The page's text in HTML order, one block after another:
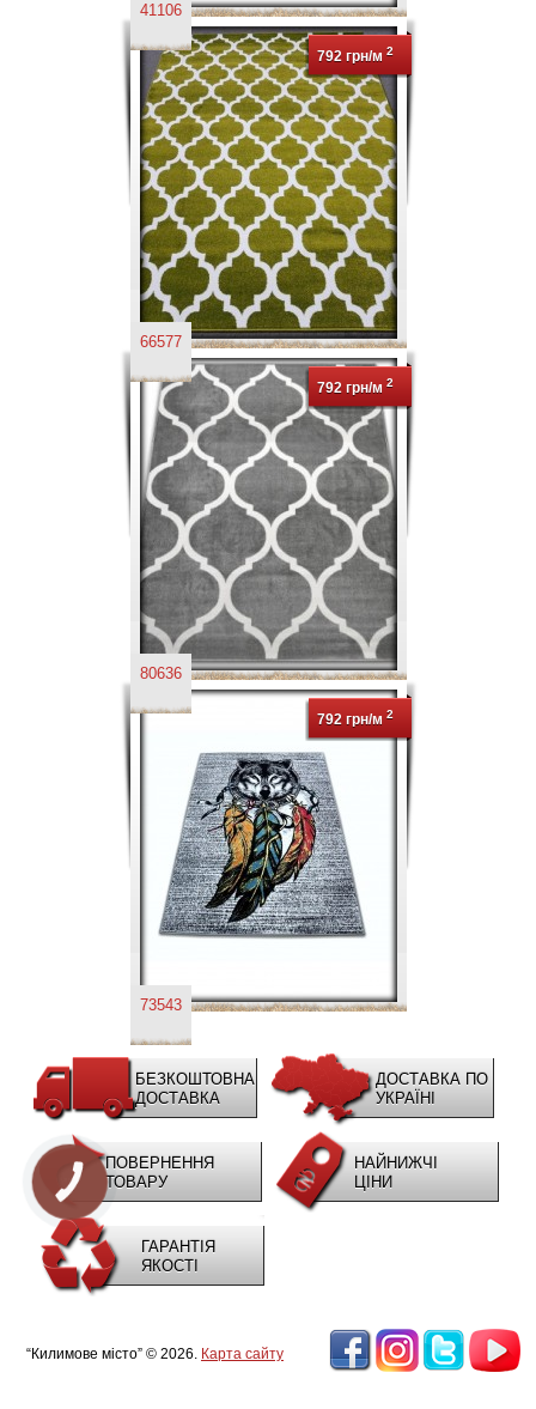
41106
792 грн/м 2
66577
792 грн/м 2
80636
792 грн/м 2
73543
БЕЗКОШТОВНА
ДОСТАВКА
ДОСТАВКА ПО
УКРАЇНІ
ПОВЕРНЕННЯ
ТОВАРУ
НАЙНИЖЧІ
ЦІНИ
ГАРАНТІЯ
ЯКОСТІ
“Килимове місто” © 2026. Карта сайту
КНОПКА
ЗВ'ЯЗКУ